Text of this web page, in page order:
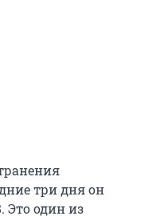
три дня он
Это один из